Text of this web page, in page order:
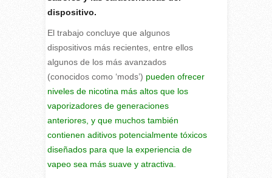
dispositivo.
El trabajo concluye que algunos
dispositivos más recientes, entre ellos
algunos de los más avanzados
(conocidos como ‘mods’) pueden ofrecer
niveles de nicotina más altos que los
vaporizadores de generaciones
anteriores, y que muchos también
contienen aditivos potencialmente tóxicos
diseñados para que la experiencia de
vapeo sea más suave y atractiva.